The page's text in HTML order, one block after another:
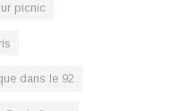
picnic
dans le 92